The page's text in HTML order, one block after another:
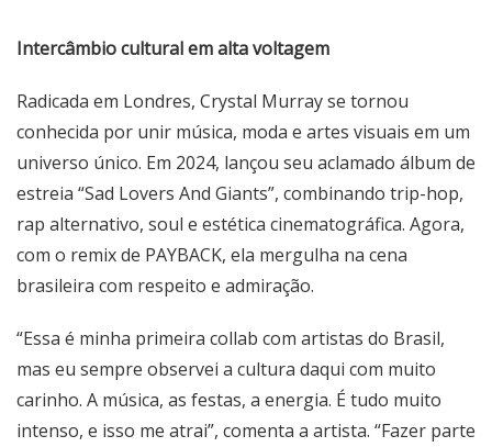
Intercâmbio cultural em alta voltagem
Radicada em Londres, Crystal Murray se tornou
conhecida por unir música, moda e artes visuais em um
universo único. Em 2024, lançou seu aclamado álbum de
estreia “Sad Lovers And Giants”, combinando trip-hop,
rap alternativo, soul e estética cinematográfica. Agora,
com o remix de PAYBACK, ela mergulha na cena
brasileira com respeito e admiração.
“Essa é minha primeira collab com artistas do Brasil,
mas eu sempre observei a cultura daqui com muito
carinho. A música, as festas, a energia. É tudo muito
intenso, e isso me atrai”, comenta a artista. “Fazer parte